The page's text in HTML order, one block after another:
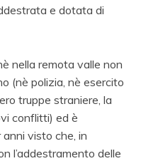
e dotata di
nella remota valle non
(nè polizia, nè esercito
truppe straniere, la
conflitti) ed è
visto che, in
l’addestramento delle